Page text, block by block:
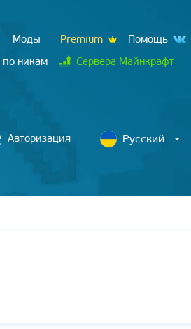
Моды Premium
Помощь
никам Сервера Майнкрафт
Авторизация